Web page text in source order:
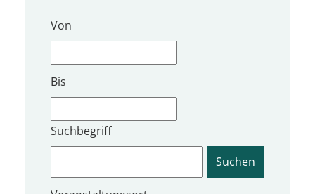
Von
Bis
Suchbegriff